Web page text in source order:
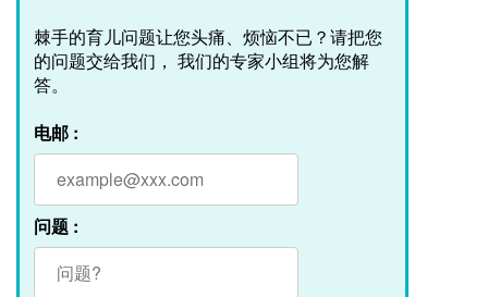
棘手的育儿问题让您头痛、烦恼不已？请把您
的问题交给我们， 我们的专家小组将为您解
答。
电邮 :
问题 :